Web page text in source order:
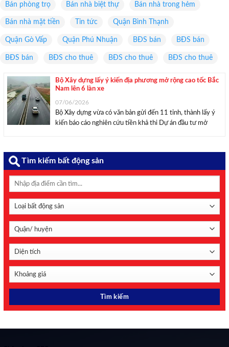
Bán phòng trọ Bán nhà biệt thự Bán nhà trong hẻm
Bán nhà mặt tiền Tin tức Quận Bình Thạnh
Quận Gò Vấp Quận Phú Nhuận BĐS bán BĐS bán
BĐS bán BĐS cho thuê BĐS cho thuê BĐS cho thuê
Bộ Xây dựng lấy ý kiến địa phương mở rộng cao tốc Bắc
Nam lên 6 làn xe
07/06/2026
Bộ Xây dựng vừa có văn bản gửi đến 11 tỉnh, thành lấy ý
kiến báo cáo nghiên cứu tiền khả thi Dự án đầu tư mở
Tìm kiếm bất động sản